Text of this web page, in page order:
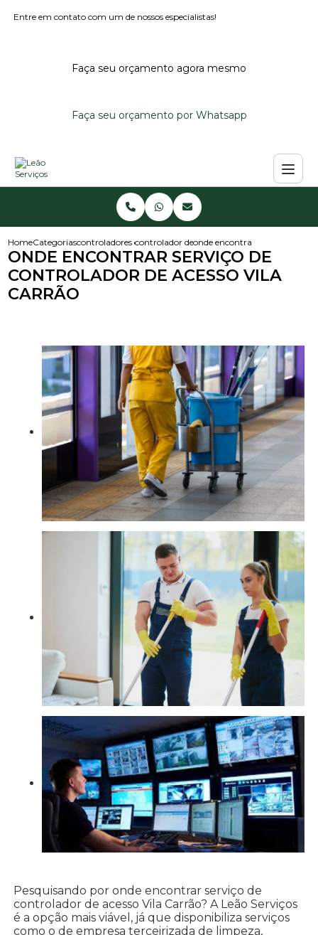
Entre em contato com um de nossos especialistas!
Faça seu orçamento agora mesmo
Faça seu orçamento por Whatsapp
HomeCategoriascontroladores de acessocontrolador de acesso portaria
onde encontrar servico de
ONDE ENCONTRAR SERVIÇO DE
CONTROLADOR DE ACESSO VILA
CARRÃO
Pesquisando por onde encontrar serviço de
controlador de acesso Vila Carrão? A Leão Serviços
é a opção mais viável, já que disponibiliza serviços
como o de empresa terceirizada de limpeza,